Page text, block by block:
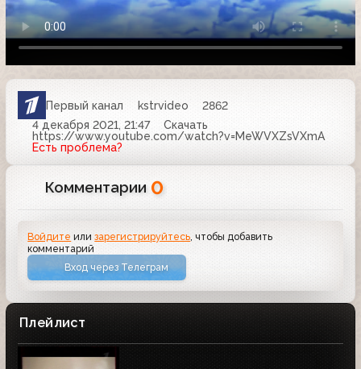
Первый канал kstrvideo
2862
4 декабря 2021, 21:47
Скачать
https://www.youtube.com/watch?v=MeWVXZsVXmA
Есть проблема?
Комментарии 0
Войдите илизарегистрируйтесь, чтобы добавить
комментарий
Вход через Телеграм
Плейлист